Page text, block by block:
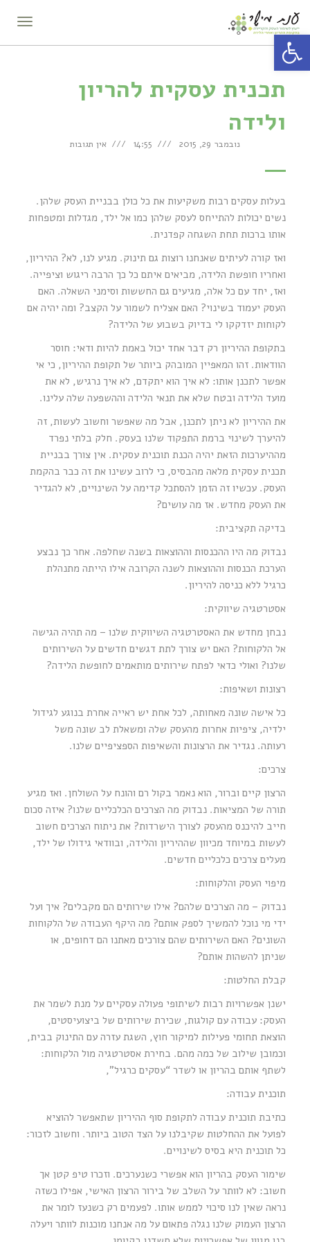
פתח סרגל נגישות
תכנית עסקית להריון
ולידה
נובמבר 29, 2015 14:55 אין תגובות
בעלות עסקים רבות משקיעות את כל כולן בבניית העסק שלהן.
נשים יכולות להתייחס לעסק שלהן כמו אל ילד, מגדלות ומטפחות
אותו ברכות תחת השגחה קפדנית.
ואז קורה לעיתים שאנחנו רוצות גם תינוק. מגיע לנו, לא? ההיריון,
ואחריו חופשת הלידה, מביאים איתם כל כך הרבה ריגוש וציפייה.
ואז, יחד עם כל אלה, מגיעים גם החששות וסימני השאלה. האם
העסק יעמוד בשינוי? האם אצליח לשמור על הקצב? ומה יהיה אם
לקוחות יזדקקו לי בדיוק בשבוע של הלידה?
בתקופת ההיריון רק דבר אחד יכול באמת להיות ודאי: חוסר
הוודאות. זהו המאפיין המובהק ביותר של תקופת ההיריון, כי אי
אפשר לתכנן אותו: לא איך הוא יתקדם, לא איך נרגיש, לא את
מועד הלידה ובטח שלא את תנאי הלידה וההשפעה שלה עלינו.
את ההיריון לא ניתן לתכנן, אבל מה שאפשר וחשוב לעשות, זה
להיערך לשינוי ברמת התפקוד שלנו בעסק. חלק בלתי נפרד
מההיערכות הזאת יהיה הכנת תוכנית עסקית. אין צורך בבניית
תכנית עסקית מלאה מהבסיס, כי לרוב עשינו את זה כבר בהקמת
העסק. עכשיו זה הזמן להסתכל קדימה על השינויים, לא להגדיר
את העסק מחדש. אז מה עושים?
בדיקה תקציבית:
נבדוק מה היו ההכנסות וההוצאות בשנה שחלפה. אחר כך נבצע
הערכת הכנסות וההוצאות לשנה הקרובה אילו הייתה מתנהלת
כרגיל ללא כניסה להיריון.
אסטרטגיה שיווקית:
נבחן מחדש את האסטרטגיה השיווקית שלנו – מה תהיה הגישה
אל הלקוחות? האם יש צורך לתת דגשים חדשים על השירותים
שלנו? ואולי כדאי לפתח שירותים מותאמים לחופשת הלידה?
רצונות ושאיפות:
כל אישה שונה מאחותה, לכל אחת יש ראייה אחרת בנוגע לגידול
ילדיה, ציפיות אחרות מהעסק שלה ומשאלת לב שונה משל
רעותה. נגדיר את הרצונות והשאיפות הספציפיים שלנו.
צרכים:
הרצון קיים וברור, הוא נאמר בקול רם והונח על השולחן. ואז מגיע
תורה של המציאות. נבדוק מה הצרכים הכלכליים שלנו? איזה סכום
חייב להיכנס מהעסק לצורך הישרדות? את ניתוח הצרכים חשוב
לעשות במיוחד מכיוון שההיריון והלידה, ובוודאי גידולו של ילד,
מעלים צרכים כלכליים חדשים.
מיפוי העסק והלקוחות:
נבדוק – מה הצרכים שלהם? אילו שירותים הם מקבלים? איך ועל
ידי מי נוכל להמשיך לספק אותם? מה היקף העבודה של הלקוחות
השונים? האם השירותים שהם צורכים מאתנו הם דחופים, או
שניתן להשהות אותם?
קבלת החלטות:
ישנן אפשרויות רבות לשיתופי פעולה עסקיים על מנת לשמר את
העסק: עבודה עם קולגות, שכירת שירותים של ביצועיסטים,
הוצאת תחומי פעילות למיקור חוץ, השגת עזרה עם התינוק בבית,
וכמובן שילוב של כמה מהם. בחירת אסטרטגיה מול הלקוחות:
לשתף אותם בהריון או לשדר “עסקים כרגיל”,
תוכנית עבודה:
כתיבת תוכנית עבודה לתקופת סוף ההיריון שתאפשר להוציא
לפועל את ההחלטות שקיבלנו על הצד הטוב ביותר. וחשוב לזכור:
כל תוכנית היא בסיס לשינויים.
שימור העסק בהריון הוא אפשרי כשנערכים. וזכרו טיפ קטן אך
חשוב: לא לוותר על השלב של בירור הרצון האישי, אפילו כשזה
נראה שאין לנו סיכוי לממש אותו. לפעמים רק כשנעז לומר את
הרצון העמוק שלנו נגלה פתאום על מה אנחנו מוכנות לוותר ויעלה